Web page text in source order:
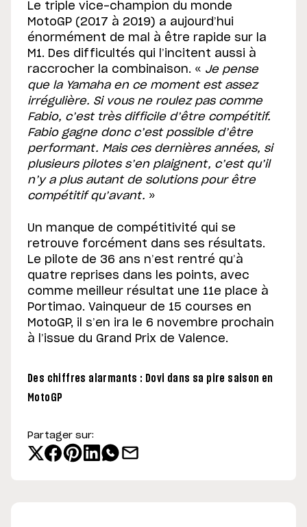
Le triple vice-champion du monde
MotoGP (2017 à 2019) a aujourd’hui
énormément de mal à être rapide sur la
M1. Des difficultés qui l’incitent aussi à
raccrocher la combinaison. « Je pense
que la Yamaha en ce moment est assez
irrégulière. Si vous ne roulez pas comme
Fabio, c’est très difficile d’être compétitif.
Fabio gagne donc c’est possible d’être
performant. Mais ces dernières années, si
plusieurs pilotes s’en plaignent, c’est qu’il
n’y a plus autant de solutions pour être
compétitif qu’avant. »
Un manque de compétitivité qui se
retrouve forcément dans ses résultats.
Le pilote de 36 ans n’est rentré qu’à
quatre reprises dans les points, avec
comme meilleur résultat une 11e place à
Portimao. Vainqueur de 15 courses en
MotoGP, il s’en ira le 6 novembre prochain
à l’issue du Grand Prix de Valence.
Des chiffres alarmants : Dovi dans sa pire saison en
MotoGP
Partager sur: